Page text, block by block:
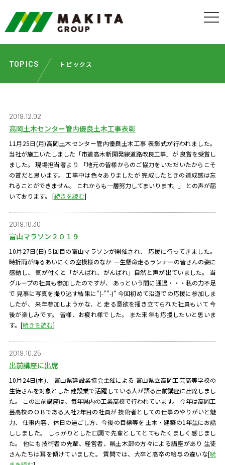
TOPICS トピックス
2019.12.02
高岡土木センター管内優良土木工事表彰
11月25日(月)高岡土木センター管内優良土木工事 表彰式が行われました。
当社が施工いたしました「市道高木新開発線道路改良工事」が 良賞を受賞し
ました。 現場担当者より 「地元の皆様からのご協力をいただいたからこそ
の賞だと思います。 工事中は色々ありましたが 完成したときの達成感は忘
れることができません。 これからも一層努力してまいります。」 との声が届
いております。 [続きを読む]
2019.10.30
富山マラソン２０１９
10月27日(日)５回目の富山マラソンが開催され、 応援に行ってきました。
時折雨が降るあいにくの空模様のなか 一生懸命走るランナーの皆さんの姿に
感動し、 気が付くと「がんばれ、がんばれ」自然と声が出ていました。 当
グループの社員も参加したのですが、 あっという間に通過・・・私の力不足
で 見事に写真を撮り逃す結果に"(-""-)" 今回初めて沿道での応援に参加しま
したが、 来年参加しようかな、と 走る意欲を掻き立てられた社員もいて 今
後が楽しみです。 皆様、お疲れ様でした。 また来年も応援したいと思いま
す。 [続きを読む]
2019.10.25
出前講座に出席
10月24日(木)、 富山県建設業協会主催による 富山県立高岡工芸高等学校の
生徒さんを対象とした 建設業で活躍している人が語る出前講座に出席しまし
た。 この出前講座は、毎年県内の工業高校で行われています。 今年は高岡工
芸高校のＯＢである入社2年目の社員が 技術者としての仕事のやりがいと魅
力、 仕事内容、休日の過ごし方、今後の目標等を 土木・建築の1年生にお話
ししました。 しっかりとした口調で先輩としてとてもたくましく感じまし
た。 他にも技術者の先輩、経営者、県土木部の方々による講座があり 生徒
さんたちは耳を傾けていました。 質問では、大卒と高卒の給与の違いな[続